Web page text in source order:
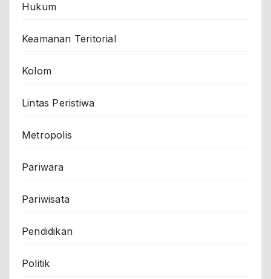
Hukum
Keamanan Teritorial
Kolom
Lintas Peristiwa
Metropolis
Pariwara
Pariwisata
Pendidikan
Politik